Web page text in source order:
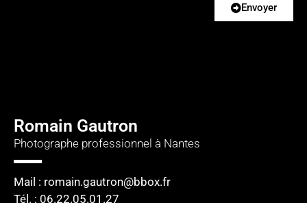
Envoyer
Romain Gautron
Photographe professionnel à Nantes
Mail : romain.gautron@bbox.fr
Tél. : 06.22.05.01.27​